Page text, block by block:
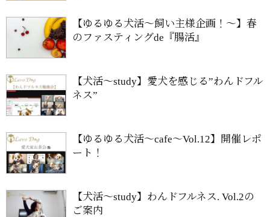
【ゆるゆる犬活〜飼い主様企画！〜】春
のファスティングde『腸活』
【犬活〜study】愛犬を感じる”わんドフル
ネス”
【ゆるゆる犬活〜cafe〜Vol.12】開催レポ
ート！
【犬活〜study】わんドフルネス. Vol.2の
ご案内